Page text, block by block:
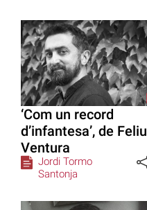
‘Com un record
d’infantesa’, de Feliu
Ventura
Jordi Tormo
Santonja